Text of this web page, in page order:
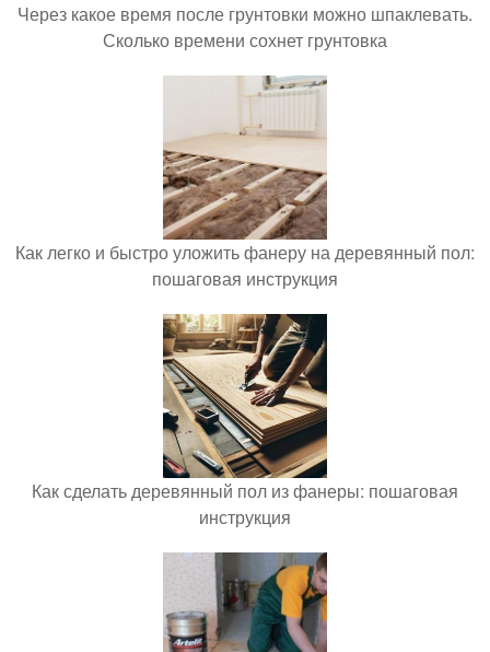
Через какое время после грунтовки можно шпаклевать.
Сколько времени сохнет грунтовка
Как легко и быстро уложить фанеру на деревянный пол:
пошаговая инструкция
Как сделать деревянный пол из фанеры: пошаговая
инструкция